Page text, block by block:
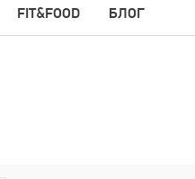
FIT&FOOD БЛОГ